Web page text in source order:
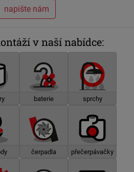
napište nám
v naší nabídce:
baterie sprchy
čerpadla přečerpávačky